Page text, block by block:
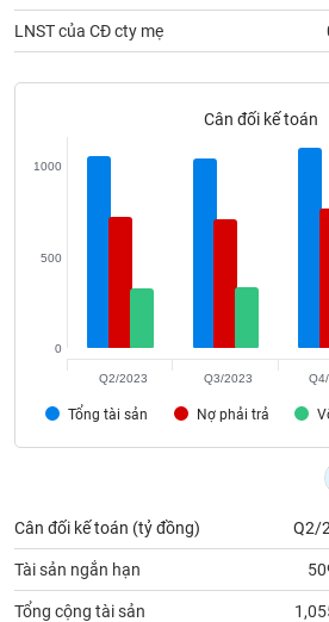
LNST của CĐ cty mẹ
Cân đối kế toán
Tổng tài sản Nợ phải trả
0
500
1000
Q2/2023 Q3/2023
Cân đối kế toán (tỷ đồng) Q2/
Tài sản ngắn hạn
Tổng cộng tài sản
SẢN
chứng
Tất cả
Lãnh
đạo
(-)
Người
Tin
tức
(-)